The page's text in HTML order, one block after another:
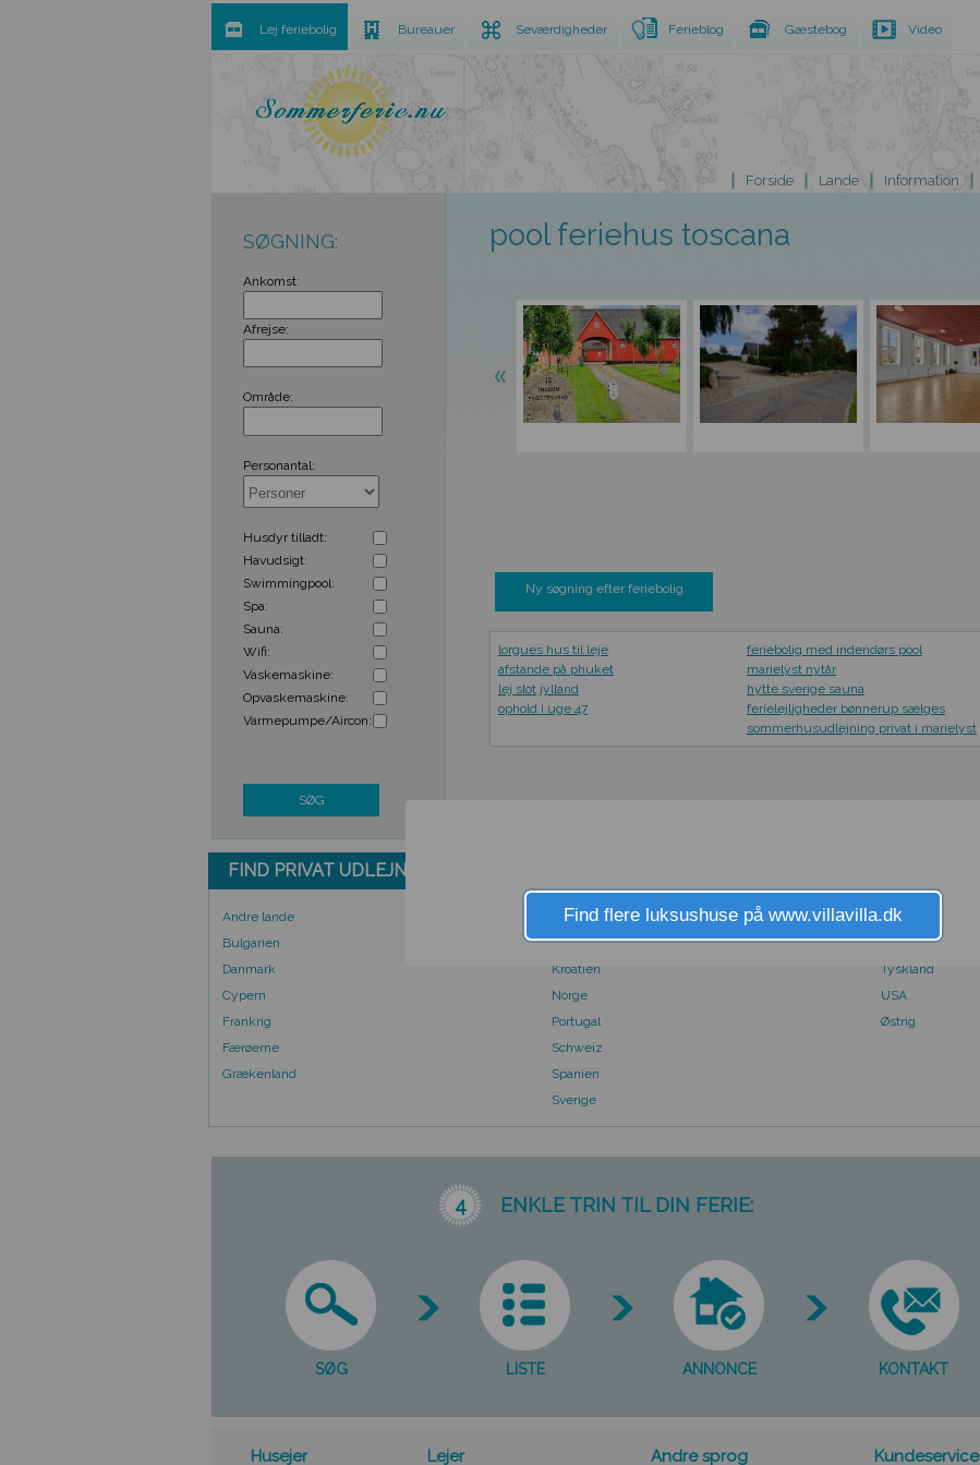
Forside Lande Information
pool feriehus toscana
Ny søgning efter feriebolig
lorgues hus til leje
afstande på phuket
lej slot jylland
ophold i uge 47
feriebolig med indendørs pool
marielyst nytår
hytte sverige sauna
ferielejligheder bønnerup sælges
sommerhusudlejning privat i marielyst
SØGNING:
Ankomst:
Afrejse:
Område:
Personantal:
Husdyr tilladt:
Havudsigt:
Swimmingpool:
Spa:
Sauna:
Wifi:
Vaskemaskine:
Opvaskemaskine:
Varmepumpe/Aircon:
SØG
FIND PRIVAT UDLEJNING UD FRA LAND
Andre lande
Bulgarien
Danmark
Cypern
Frankrig
Færøerne
Grækenland
Holland
Italien
Kroatien
Norge
Portugal
Schweiz
Spanien
Sverige
Thailand
Tyrkiet
Tyskland
USA
Østrig
4 ENKLE TRIN TIL DIN FERIE:
SØG LISTE ANNONCE KONTAKT
Husejer Lejer Andre sprog Kundeservice
Lej feriebolig Bureauer Seværdigheder Ferieblog Gæstebog Video
Find flere luksushuse på www.villavilla.dk